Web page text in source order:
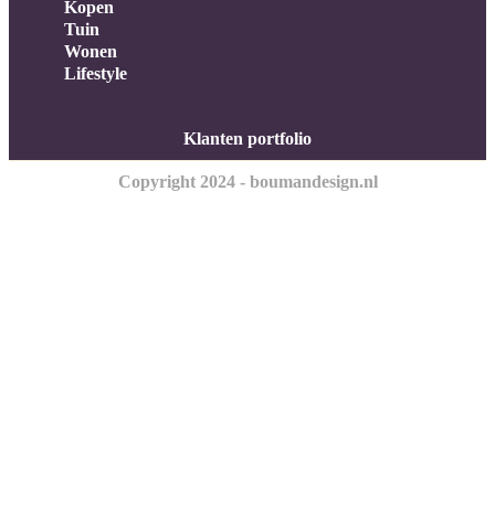
Kopen
Tuin
Wonen
Lifestyle
Klanten portfolio
Copyright 2024 - boumandesign.nl